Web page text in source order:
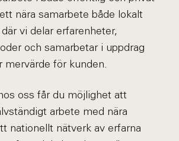
nära samarbete både lokalt
vi delar erfarenheter,
och samarbetar i uppdrag
mervärde för kunden.
oss får du möjlighet att
arbete med nära
nationellt nätverk av erfarna